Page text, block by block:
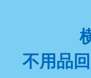
不用品